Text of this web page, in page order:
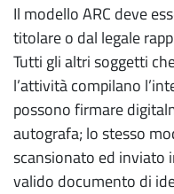
Il modello ARC deve
titolare o dal legale
Tutti gli altri soggetti
l’attività compilano
possono firmare
autografa; lo stesso
scansionato ed inviato
valido documento di